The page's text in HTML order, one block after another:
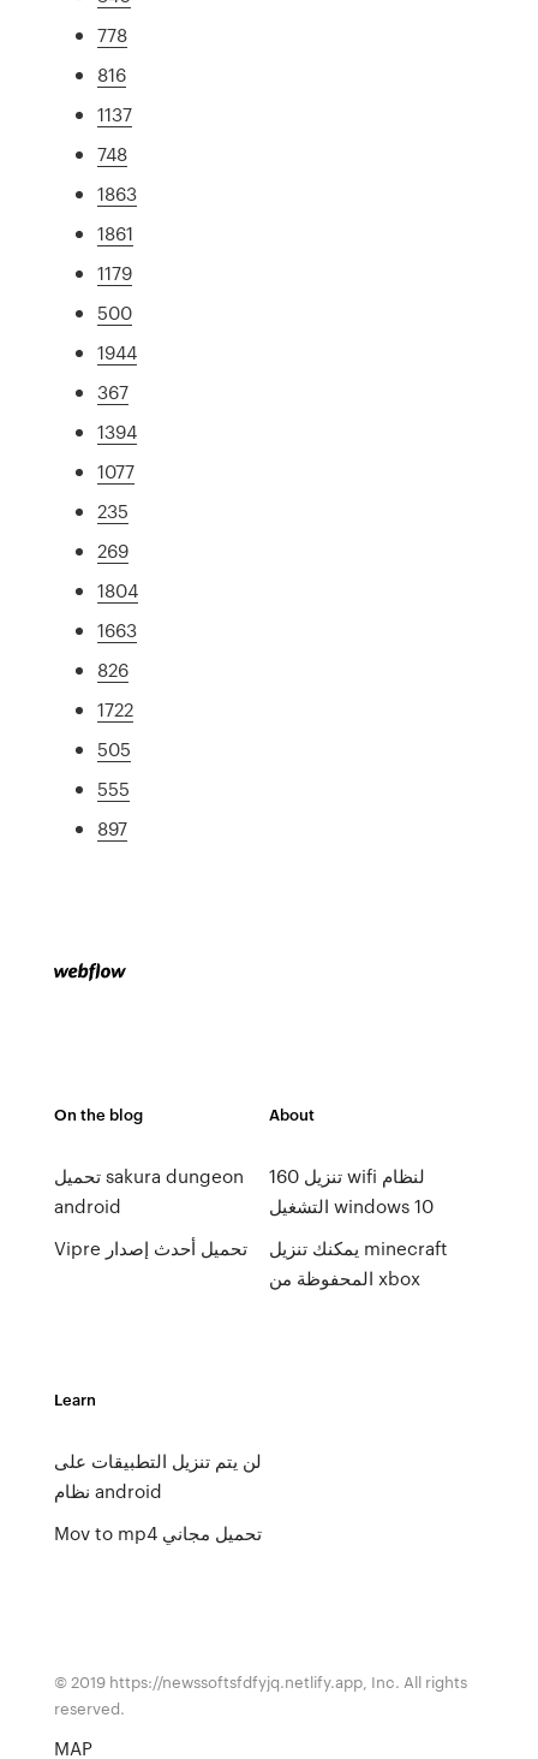
778
816
1137
748
1863
1861
1179
500
1944
367
1394
1077
235
269
1804
1663
826
1722
505
555
897
On the blog
تحميل sakura dungeon
android
Vipre تحميل أحدث إصدار
About
تنزيل 160 wifi لنظام
التشغيل windows 10
يمكنك تنزيل minecraft
المحفوظة من xbox
Learn
لن يتم تنزيل التطبيقات على
نظام android
Mov to mp4 تحميل مجاني
© 2019 https://newssoftsfdfyjq.netlify.app, Inc. All rights
reserved.
MAP